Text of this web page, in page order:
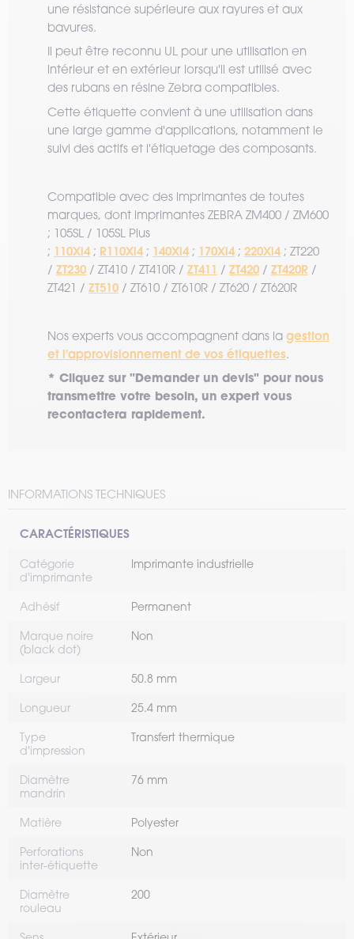
une résistance supérieure aux rayures et aux
bavures.
Il peut être reconnu UL pour une utilisation en
intérieur et en extérieur lorsqu'il est utilisé avec
des rubans en résine Zebra compatibles.
Cette étiquette convient à une utilisation dans
une large gamme d'applications, notamment le
suivi des actifs et l'étiquetage des composants.
Compatible avec des imprimantes de toutes
marques, dont imprimantes ZEBRA ZM400 / ZM600
; 105SL / 105SL Plus
; 110Xi4 ; R110Xi4 ; 140Xi4 ; 170Xi4 ; 220Xi4 ; ZT220
/ ZT230 / ZT410 / ZT410R / ZT411 / ZT420 / ZT420R /
ZT421 / ZT510 / ZT610 / ZT610R / ZT620 / ZT620R
Nos experts vous accompagnent dans la gestion
et l'approvisionnement de vos étiquettes.
* Cliquez sur "Demander un devis" pour nous
transmettre votre besoin, un expert vous
recontactera rapidement.
INFORMATIONS TECHNIQUES
CARACTÉRISTIQUES
Catégorie
d'imprimante
Imprimante industrielle
Adhésif Permanent
Marque noire
(black dot)
Non
Largeur 50.8 mm
Longueur 25.4 mm
Type
d'impression
Transfert thermique
Diamètre
mandrin
76 mm
Matière Polyester
Perforations
inter-étiquette
Non
Diamètre
rouleau
200